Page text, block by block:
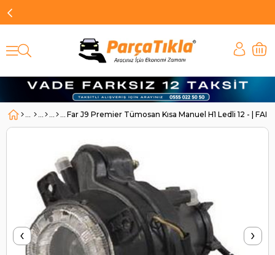
Far J9 Premier Tümosan Kısa Manuel H1 Ledli 12 - |
‹ ›